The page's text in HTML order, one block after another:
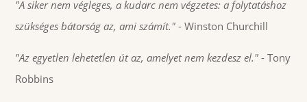
"A siker nem végleges, a kudarc nem végzetes: a folytatáshoz
szükséges bátorság az, ami számít." - Winston Churchill
"Az egyetlen lehetetlen út az, amelyet nem kezdesz el." - Tony
Robbins